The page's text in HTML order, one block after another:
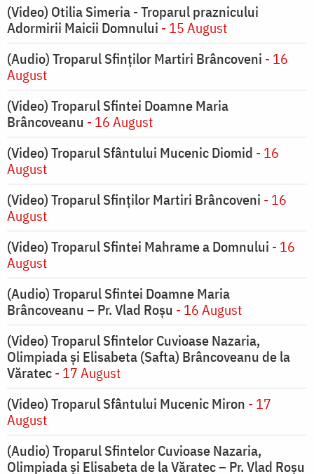
(Video) Otilia Simeria - Troparul praznicului
Adormirii Maicii Domnului - 15 August
(Audio) Troparul Sfinților Martiri Brâncoveni - 16
August
(Video) Troparul Sfintei Doamne Maria
Brâncoveanu - 16 August
(Video) Troparul Sfântului Mucenic Diomid - 16
August
(Video) Troparul Sfinților Martiri Brâncoveni - 16
August
(Video) Troparul Sfintei Mahrame a Domnului - 16
August
(Audio) Troparul Sfintei Doamne Maria
Brâncoveanu – Pr. Vlad Roșu - 16 August
(Video) Troparul Sfintelor Cuvioase Nazaria,
Olimpiada și Elisabeta (Safta) Brâncoveanu de la
Văratec- 17 August
(Video) Troparul Sfântului Mucenic Miron - 17
August
(Audio) Troparul Sfintelor Cuvioase Nazaria,
Olimpiada și Elisabeta de la Văratec – Pr. Vlad Roșu